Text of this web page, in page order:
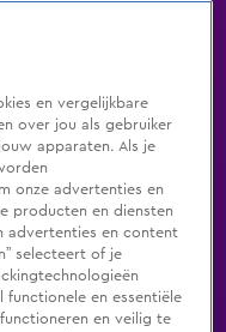
Genres
en vergelijkbare
over jou als gebruiker
apparaten. Als je
onze advertenties en
producten en diensten
advertenties en content
selecteert of je
functionele en essentiële
en veilig te